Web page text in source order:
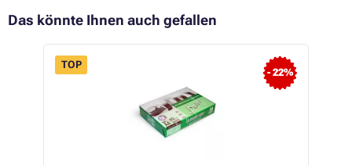
Das könnte Ihnen auch gefallen
- 22%
TOP